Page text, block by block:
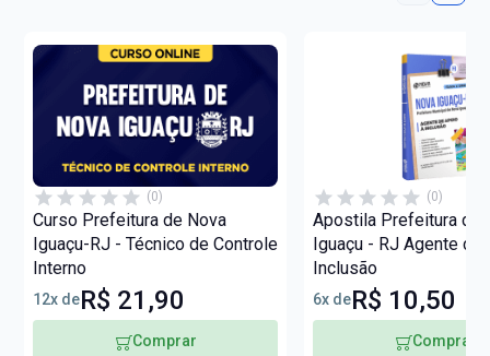
(0)
Curso Prefeitura de Nova
Iguaçu-RJ - Técnico de Controle
Interno
12x deR$ 21,90
Comprar
(0)
Apostila Prefeitura de
Iguaçu - RJ Agente de
Inclusão
6x deR$ 10,50
Comprar